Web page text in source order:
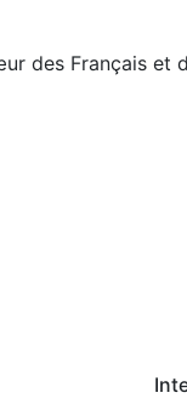
des Français et